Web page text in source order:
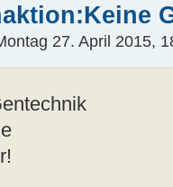
27. April 2015,